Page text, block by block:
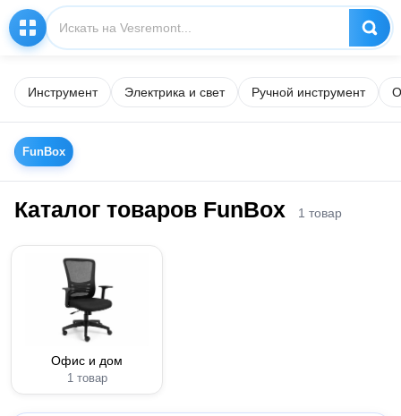
Инструмент Электрика и свет Ручной инструмент
FunBox
Каталог товаров FunBox 1 товар
Офис и дом
1 товар